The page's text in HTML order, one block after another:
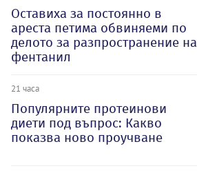
Оставиха за постоянно в
ареста петима обвиняеми по
делото за разпространение на
фентанил
21 часа
Популярните протеинови
диети под въпрос: Какво
показва ново проучване